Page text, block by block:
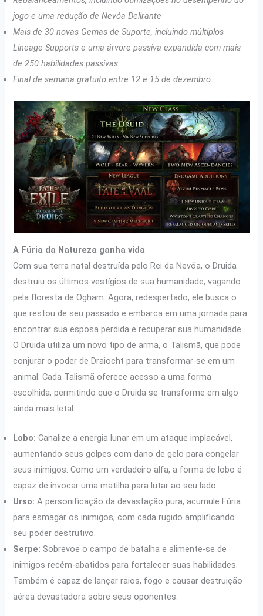
jogo e uma redução de Nevóa Delirante
Mais de 30 novas Gemas de Suporte, incluindo múltiplos
Lineage Supports e uma árvore passiva expandida com mais
de 250 habilidades passivas
Final de semana gratuito entre 12 e 15 de dezembro
A Fúria da Natureza ganha vida
Com sua terra natal destruída pelo Rei da Nevóa, o Druida
destruiu os últimos vestígios de sua humanidade, vagando
pela floresta de Ogham. Agora, redespertado, ele busca o
que restou de seu passado e embarca em uma jornada para
encontrar sua esposa perdida e recuperar sua humanidade.
O Druida utiliza um novo tipo de arma, o Talismã, que pode
conjurar o poder de Draiocht para transformar-se em um
animal. Cada Talismã oferece acesso a uma forma
escolhida, permitindo que o Druida se transforme em algo
ainda mais letal:
Lobo: Canalize a energia lunar em um ataque implacável,
aumentando seus golpes com dano de gelo para congelar
seus inimigos. Como um verdadeiro alfa, a forma de lobo é
capaz de invocar uma matilha para lutar ao seu lado.
Urso: A personificação da devastação pura, acumule Fúria
para esmagar os inimigos, com cada rugido amplificando
seu poder destrutivo.
Serpe: Sobrevoe o campo de batalha e alimente-se de
inimigos recém-abatidos para fortalecer suas habilidades.
Também é capaz de lançar raios, fogo e causar destruição
aérea devastadora sobre seus oponentes.